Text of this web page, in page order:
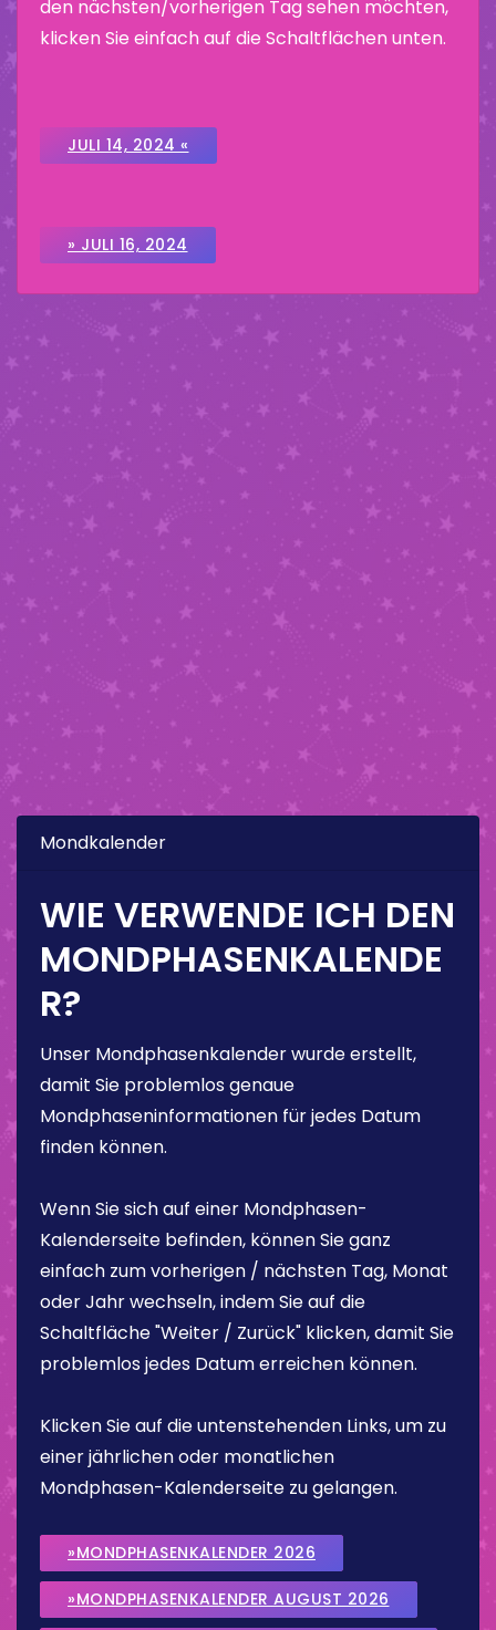
den nächsten/vorherigen Tag sehen möchten,
klicken Sie einfach auf die Schaltflächen unten.
JULI 14, 2024 «
» JULI 16, 2024
Mondkalender
WIE VERWENDE ICH DEN
MONDPHASENKALENDE
R?
Unser Mondphasenkalender wurde erstellt,
damit Sie problemlos genaue
Mondphaseninformationen für jedes Datum
finden können.
Wenn Sie sich auf einer Mondphasen-
Kalenderseite befinden, können Sie ganz
einfach zum vorherigen / nächsten Tag, Monat
oder Jahr wechseln, indem Sie auf die
Schaltfläche "Weiter / Zurück" klicken, damit Sie
problemlos jedes Datum erreichen können.
Klicken Sie auf die untenstehenden Links, um zu
einer jährlichen oder monatlichen
Mondphasen-Kalenderseite zu gelangen.
»MONDPHASENKALENDER 2026
»MONDPHASENKALENDER AUGUST 2026